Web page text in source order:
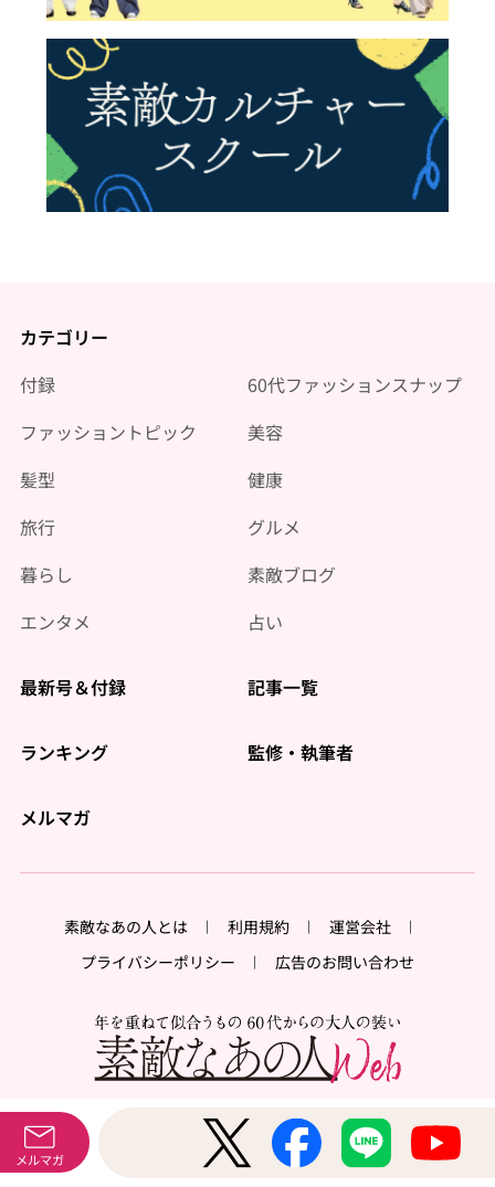
メルマガ
カテゴリー
付録
60代ファッションスナップ
ファッショントピック
美容
髪型
健康
旅行
グルメ
暮らし
素敵ブログ
エンタメ
占い
最新号＆付録 記事一覧
ランキング 監修・執筆者
メルマガ
素敵なあの人とは 利用規約
運営会社
プライバシーポリシー
広告のお問い合わせ